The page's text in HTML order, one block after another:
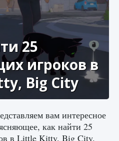
25
игроков в
Big City
вам интересное
как найти 25
в Little Kitty, Big City.